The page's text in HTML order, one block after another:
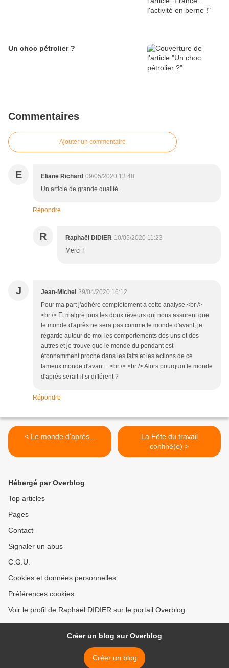
Un choc pétrolier ?
Commentaires
Ajouter un commentaire
E Eliane Richard 09/05/2020 13:48
Un article de grande qualité.
Répondre
R Raphaël DIDIER 10/05/2020 11:23
Merci !
J Jean-Michel 29/04/2020 16:12
Pour ma part j'adhère complètement à cette analyse.<br />
<br /> Et malgré tous les doux rêveurs qui nous assurent que
le monde d'après ne sera pas comme le monde d'avant, je
regarde autour de moi les comportements des uns et des
autres et je trouve que le monde du pendant est
étonnamment proche dans les faits et les actions de ce
fameux monde d'avant....<br /> <br /> Alors pourquoi le monde
d'après serait-il si différent ?
Répondre
< Le monde d'après...
La Fête du travail
confiné(e) >
Hébergé par Overblog
Top articles
Pages
Contact
Signaler un abus
C.G.U.
Cookies et données personnelles
Préférences cookies
Voir le profil de Raphaël DIDIER sur le portail Overblog
Créer un blog sur Overblog
Créer un blog